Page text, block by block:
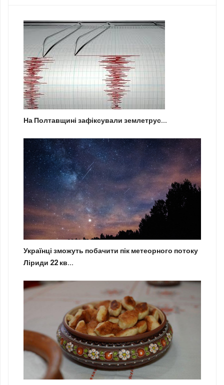
На Полтавщині зафіксували землетрус...
Українці зможуть побачити пік метеорного потоку
Ліриди 22 кв...